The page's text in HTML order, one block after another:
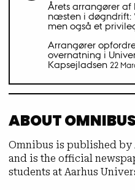
Årets arrangører
næsten i døgndrift:
men også et
Arrangører
overnatning i
Kapsejladsen 22
ABOUT
Omnibus is published by
and is the official
students at Aarhus